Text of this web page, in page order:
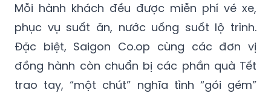
Mỗi hành khách đều được miễn phí vé xe,
phục vụ suất ăn, nước uống suốt lộ trình.
Đặc biệt, Saigon Co.op cùng các đơn vị
đồng hành còn chuẩn bị các phần quà Tết
trao tay, “một chút” nghĩa tình “gói gém”